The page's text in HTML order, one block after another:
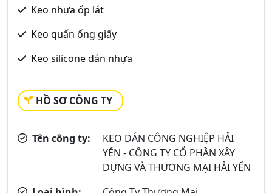
Keo nhựa ốp lát
Keo quấn ống giấy
Keo silicone dán nhựa
HỒ SƠ CÔNG TY
Tên công ty:
KEO DÁN CÔNG NGHIỆP HẢI
YẾN - CÔNG TY CỔ PHẦN XÂY
DỰNG VÀ THƯƠNG MẠI HẢI YẾN